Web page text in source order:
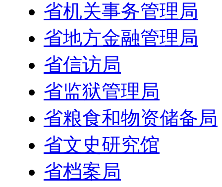
省机关事务管理局
省地方金融管理局
省信访局
省监狱管理局
省粮食和物资储备局
省文史研究馆
省档案局